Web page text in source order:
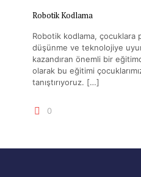
Robotik Kodlama
Robotik kodlama, çocuklara
düşünme ve teknolojiye
kazandıran önemli bir
olarak bu eğitimi
tanıştırıyoruz. […]
0